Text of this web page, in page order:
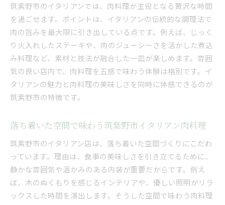
筑紫野市のイタリアンでは、肉料理が主役となる贅沢な時間
を過ごせます。ポイントは、イタリアンの伝統的な調理法で
肉の旨みを最大限に引き出している点です。例えば、じっく
り火入れしたステーキや、肉のジューシーさを活かした煮込
み料理など、素材と技法が融合した一皿が楽しめます。雰囲
気の良い店内で、肉料理を五感で味わう体験は格別です。イ
タリアンの魅力と肉料理の美味しさを同時に体感できるのが
筑紫野市の特徴です。
落ち着いた空間で味わう筑紫野市イタリアン肉料理
筑紫野市のイタリアン店は、落ち着いた空間づくりにこだわ
っています。理由は、食事の美味しさを引き立てるために、
静かな雰囲気や温かみのある内装が重要だからです。例え
ば、木のぬくもりを感じるインテリアや、優しい照明がリラ
ックスした時間を演出します。そうした空間で味わう肉料理